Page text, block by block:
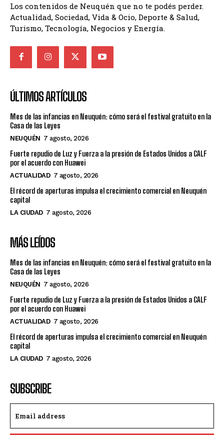
Los contenidos de Neuquén que no te podés perder.
Actualidad, Sociedad, Vida & Ocio, Deporte & Salud,
Turismo, Tecnología, Negocios y Energía.
ÚLTIMOS ARTÍCULOS
Mes de las infancias en Neuquén: cómo será el festival gratuito en la
Casa de las Leyes
NEUQUÉN 7 agosto, 2026
Fuerte repudio de Luz y Fuerza a la presión de Estados Unidos a CALF
por el acuerdo con Huawei
ACTUALIDAD 7 agosto, 2026
El récord de aperturas impulsa el crecimiento comercial en Neuquén
capital
LA CIUDAD 7 agosto, 2026
MÁS LEÍDOS
Mes de las infancias en Neuquén: cómo será el festival gratuito en la
Casa de las Leyes
NEUQUÉN 7 agosto, 2026
Fuerte repudio de Luz y Fuerza a la presión de Estados Unidos a CALF
por el acuerdo con Huawei
ACTUALIDAD 7 agosto, 2026
El récord de aperturas impulsa el crecimiento comercial en Neuquén
capital
LA CIUDAD 7 agosto, 2026
SUBSCRIBE